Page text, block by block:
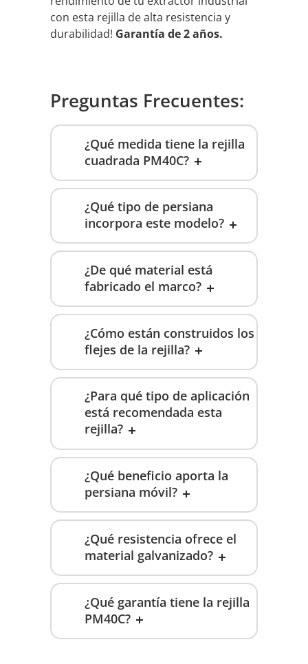
con esta rejilla de alta resistencia y
durabilidad! Garantía de 2 años.
Preguntas Frecuentes:
¿Qué medida tiene la rejilla
cuadrada PM40C?
¿Qué tipo de persiana
incorpora este modelo?
¿De qué material está
fabricado el marco?
¿Cómo están construidos los
flejes de la rejilla?
¿Para qué tipo de aplicación
está recomendada esta
rejilla?
¿Qué beneficio aporta la
persiana móvil?
¿Qué resistencia ofrece el
material galvanizado?
¿Qué garantía tiene la rejilla
PM40C?